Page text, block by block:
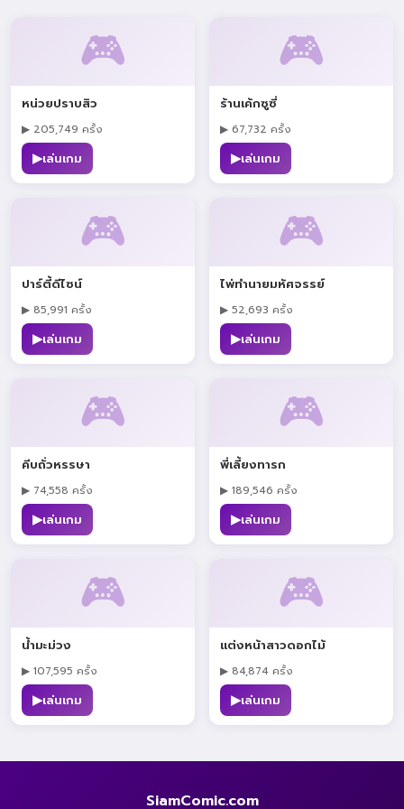
🎮
หน่วยปราบสิว
▶ 205,749 ครั้ง
▶เล่นเกม
🎮
ร้านเค้กซูซี่
▶ 67,732 ครั้ง
▶เล่นเกม
🎮
ปาร์ตี้ดีไซน์
▶ 85,991 ครั้ง
▶เล่นเกม
🎮
ไพ่ทำนายมหัศจรรย์
▶ 52,693 ครั้ง
▶เล่นเกม
🎮
คีบถั่วหรรษา
▶ 74,558 ครั้ง
▶เล่นเกม
🎮
พี่เลี้ยงทารก
▶ 189,546 ครั้ง
▶เล่นเกม
🎮
น้ำมะม่วง
▶ 107,595 ครั้ง
▶เล่นเกม
🎮
แต่งหน้าสาวดอกไม้
▶ 84,874 ครั้ง
▶เล่นเกม
SiamComic.com